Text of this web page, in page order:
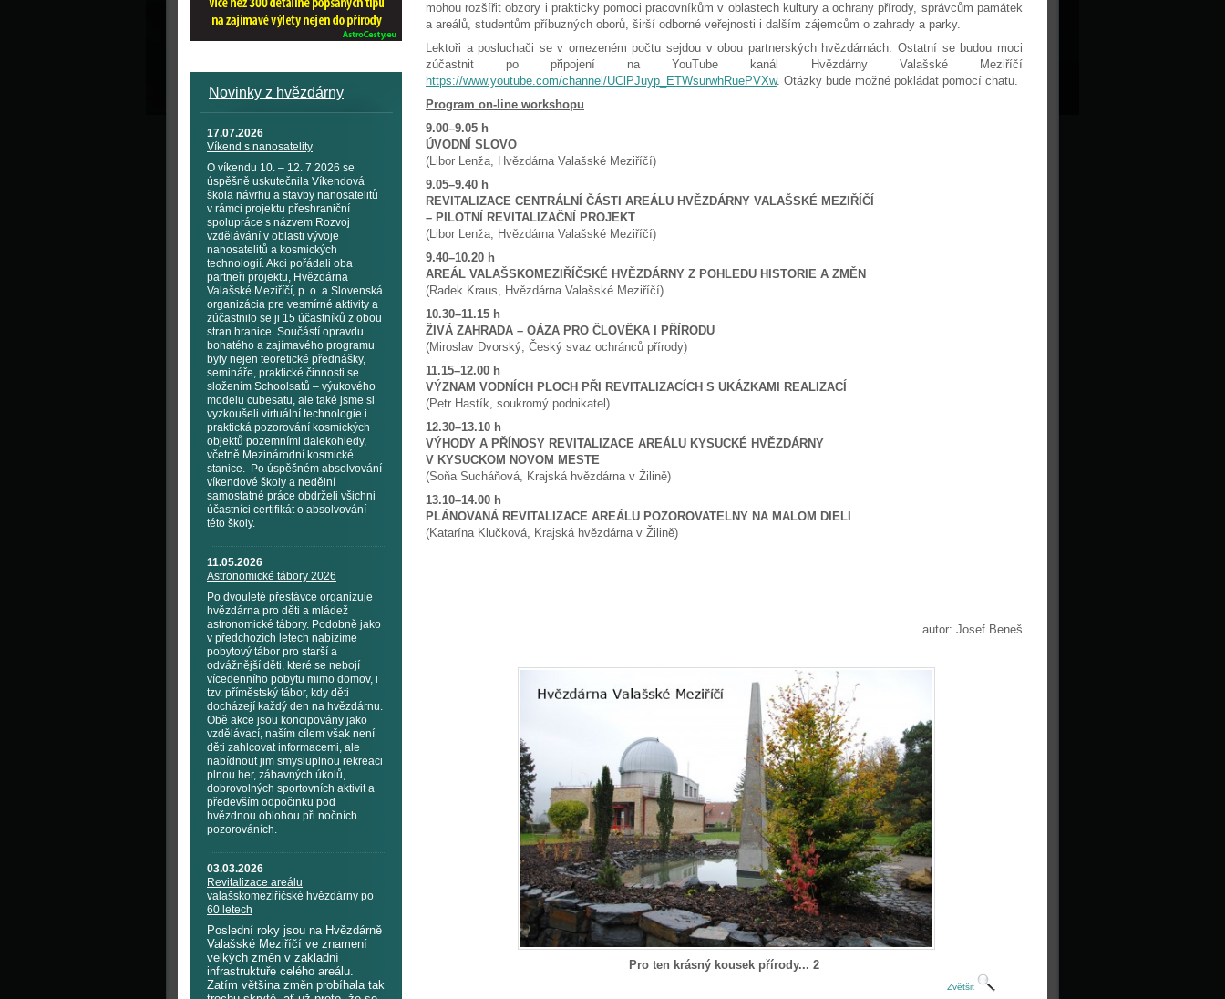
Novinky z hvězdárny
17.07.2026
Víkend s nanosatelity
O víkendu 10. – 12. 7 2026 se
úspěšně uskutečnila Víkendová
škola návrhu a stavby nanosatelitů
v rámci projektu přeshraniční
spolupráce s názvem Rozvoj
vzdělávání v oblasti vývoje
nanosatelitů a kosmických
technologií. Akci pořádali oba
partneři projektu, Hvězdárna
Valašské Meziříčí, p. o. a Slovenská
organizácia pre vesmírné aktivity a
zúčastnilo se ji 15 účastníků z obou
stran hranice. Součástí opravdu
bohatého a zajímavého programu
byly nejen teoretické přednášky,
semináře, praktické činnosti se
složením Schoolsatů – výukového
modelu cubesatu, ale také jsme si
vyzkoušeli virtuální technologie i
praktická pozorování kosmických
objektů pozemními dalekohledy,
včetně Mezinárodní kosmické
stanice. Po úspěšném absolvování
víkendové školy a nedělní
samostatné práce obdrželi všichni
účastníci certifikát o absolvování
této školy.
11.05.2026
Astronomické tábory 2026
Po dvouleté přestávce organizuje
hvězdárna pro děti a mládež
astronomické tábory. Podobně jako
v předchozích letech nabízíme
pobytový tábor pro starší a
odvážnější děti, které se nebojí
vícedenního pobytu mimo domov, i
tzv. příměstský tábor, kdy děti
docházejí každý den na hvězdárnu.
Obě akce jsou koncipovány jako
vzdělávací, naším cílem však není
děti zahlcovat informacemi, ale
nabídnout jim smysluplnou rekreaci
plnou her, zábavných úkolů,
dobrovolných sportovních aktivit a
především odpočinku pod
hvězdnou oblohou při nočních
pozorováních.
03.03.2026
Revitalizace areálu
valašskomeziříčské hvězdárny po
60 letech
Poslední roky jsou na Hvězdárně
Valašské Meziříčí ve znamení
velkých změn v základní
infrastruktuře celého areálu.
Zatím většina změn probíhala tak
mohou rozšířit obzory i prakticky pomoci pracovníkům v oblastech kultury a ochrany přírody, správcům památek
a areálů, studentům příbuzných oborů, širší odborné veřejnosti i dalším zájemcům o zahrady a parky.
Lektoři a posluchači se v omezeném počtu sejdou v obou partnerských hvězdárnách. Ostatní se budou moci
zúčastnit po připojení na YouTube kanál Hvězdárny Valašské Meziříčí
https://www.youtube.com/channel/UClPJuyp_ETWsurwhRuePVXw. Otázky bude možné pokládat pomocí chatu.
Program on-line workshopu
9.00–9.05 h
ÚVODNÍ SLOVO
(Libor Lenža, Hvězdárna Valašské Meziříčí)
9.05–9.40 h
REVITALIZACE CENTRÁLNÍ ČÁSTI AREÁLU HVĚZDÁRNY VALAŠSKÉ MEZIŘÍČÍ
– PILOTNÍ REVITALIZAČNÍ PROJEKT
(Libor Lenža, Hvězdárna Valašské Meziříčí)
9.40–10.20 h
AREÁL VALAŠSKOMEZIŘÍČSKÉ HVĚZDÁRNY Z POHLEDU HISTORIE A ZMĚN
(Radek Kraus, Hvězdárna Valašské Meziříčí)
10.30–11.15 h
ŽIVÁ ZAHRADA – OÁZA PRO ČLOVĚKA I PŘÍRODU
(Miroslav Dvorský, Český svaz ochránců přírody)
11.15–12.00 h
VÝZNAM VODNÍCH PLOCH PŘI REVITALIZACÍCH S UKÁZKAMI REALIZACÍ
(Petr Hastík, soukromý podnikatel)
12.30–13.10 h
VÝHODY A PŘÍNOSY REVITALIZACE AREÁLU KYSUCKÉ HVĚZDÁRNY
V KYSUCKOM NOVOM MESTE
(Soňa Sucháňová, Krajská hvězdárna v Žilině)
13.10–14.00 h
PLÁNOVANÁ REVITALIZACE AREÁLU POZOROVATELNY NA MALOM DIELI
(Katarína Klučková, Krajská hvězdárna v Žilině)
autor: Josef Beneš
Pro ten krásný kousek přírody... 2
Zvětšit